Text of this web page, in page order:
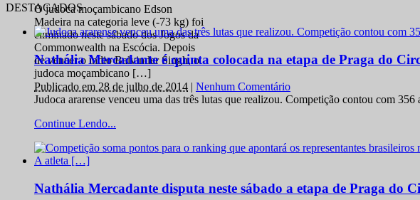
O judoca moçambicano Edson
Madeira na categoria leve (-73 kg) foi
eliminado neste sábado dos Jogos da
Commonwealth na Escócia. Depois
de vencer o índio Balvinder Singh, o
judoca moçambicano […]
DESTACADOS
Nathália Mercadante é quinta colocada na etapa de Praga do
Publicado em 28 de julho de 2014 | Nenhum Comentário
Judoca ararense venceu uma das três lutas que realizou. Competição contou com
Continue Lendo...
Nathália Mercadante disputa neste sábado a etapa de Praga do